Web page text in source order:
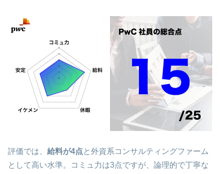
評価では、 給料が4点 と外資系コンサルティングファーム
として高い水準。コミュ力は3点ですが、論理的で丁寧な